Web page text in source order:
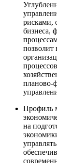
рисками,
бизнеса,
позволит
планово-
Профиль
на